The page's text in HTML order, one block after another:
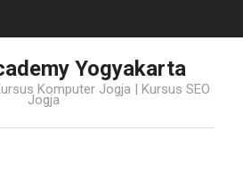
Yogyakarta
Komputer Jogja | Kursus SEO
Jogja